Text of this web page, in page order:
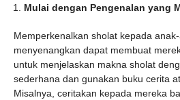
Mulai dengan Pengenalan yang
Memperkenalkan sholat kepada
menyenangkan dapat membuat
untuk menjelaskan makna sholat
sederhana dan gunakan buku cerita
Misalnya, ceritakan kepada mereka